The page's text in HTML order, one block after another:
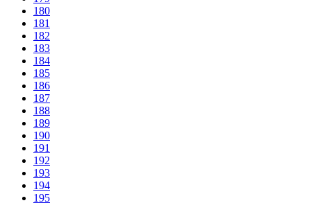
180
181
182
183
184
185
186
187
188
189
190
191
192
193
194
195